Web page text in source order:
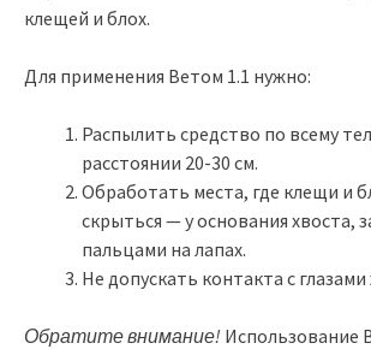
клещей и блох.
Для применения Ветом 1.1 нужно:
Распылить средство по всему
расстоянии 20-30 см.
Обработать места, где клещи и
скрыться — у основания хвоста,
пальцами на лапах.
Не допускать контакта с
Обратите внимание! Использование